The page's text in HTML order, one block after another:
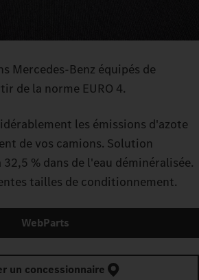
Mercedes‑Benz équipés de
de la norme EURO 4.
les émissions d'azote
de vos camions. Solution
% dans de l'eau déminéralisée.
tailles de conditionnement.
WebParts
un concessionnaire